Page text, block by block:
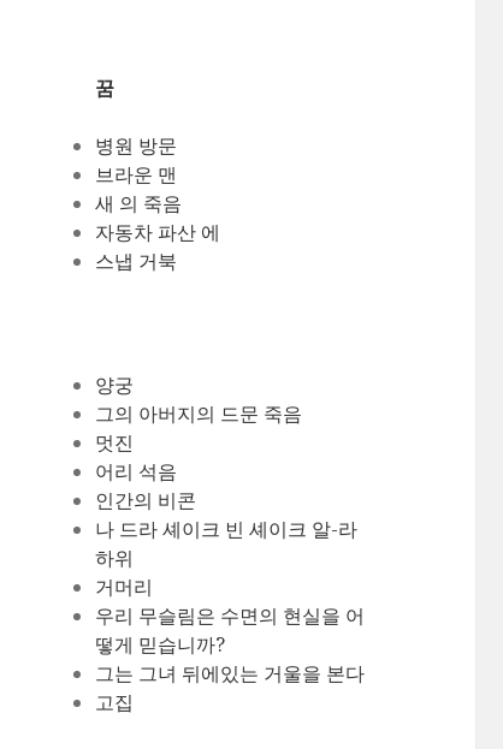
꿈
병원 방문
브라운 맨
새 의 죽음
자동차 파산 에
스냅 거북
양궁
그의 아버지의 드문 죽음
멋진
어리 석음
인간의 비콘
나 드라 셰이크 빈 셰이크 알-라
하위
거머리
우리 무슬림은 수면의 현실을 어
떻게 믿습니까?
그는 그녀 뒤에있는 거울을 본다
고집